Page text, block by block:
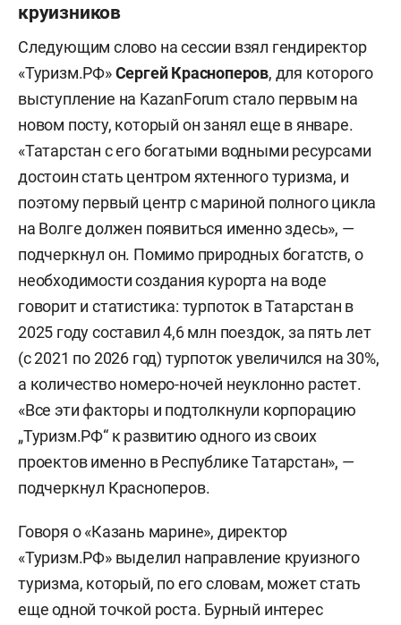
круизников
Следующим слово на сессии взял гендиректор
«Туризм.РФ»Сергей Красноперов, для которого
выступление на KazanForum стало первым на
новом посту, который он занял еще в январе.
«Татарстан с его богатыми водными ресурсами
достоин стать центром яхтенного туризма, и
поэтому первый центр с мариной полного цикла
на Волге должен появиться именно здесь», —
подчеркнул он. Помимо природных богатств, о
необходимости создания курорта на воде
говорит и статистика: турпоток в Татарстан в
2025 году составил 4,6 млн поездок, за пять лет
(с 2021 по 2026 год) турпоток увеличился на 30%,
а количество номеро-ночей неуклонно растет.
«Все эти факторы и подтолкнули корпорацию
„Туризм.РФ“ к развитию одного из своих
проектов именно в Республике Татарстан», —
подчеркнул Красноперов.
Говоря о «Казань марине», директор
«Туризм.РФ» выделил направление круизного
туризма, который, по его словам, может стать
еще одной точкой роста. Бурный интерес